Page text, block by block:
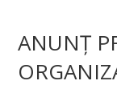
ANUNȚ